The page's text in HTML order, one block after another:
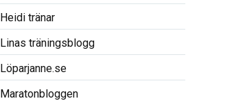
Heidi tränar
Linas träningsblogg
Löparjanne.se
Maratonbloggen